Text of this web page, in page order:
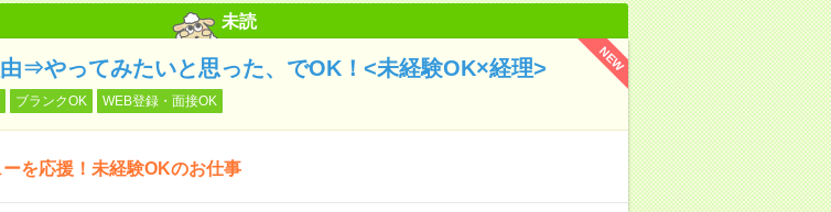
未読
NEW
⇒やってみたいと思った、でOK！<未経験OK×経理>
ブランクOK WEB登録・面接OK
を応援！未経験OKのお仕事